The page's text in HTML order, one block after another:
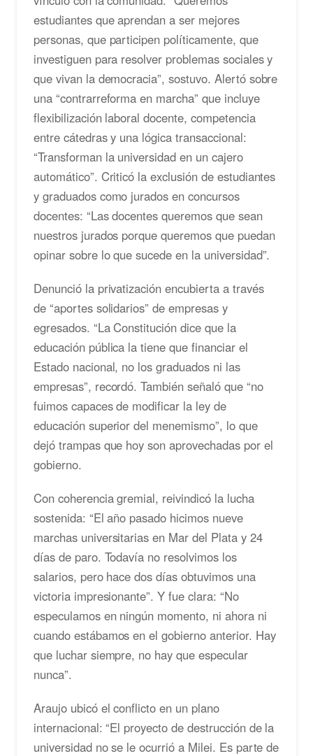
estudiantes que aprendan a ser mejores
personas, que participen políticamente, que
investiguen para resolver problemas sociales y
que vivan la democracia”, sostuvo. Alertó sobre
una “contrarreforma en marcha” que incluye
flexibilización laboral docente, competencia
entre cátedras y una lógica transaccional:
“Transforman la universidad en un cajero
automático”. Criticó la exclusión de estudiantes
y graduados como jurados en concursos
docentes: “Las docentes queremos que sean
nuestros jurados porque queremos que puedan
opinar sobre lo que sucede en la universidad”.
Denunció la privatización encubierta a través
de “aportes solidarios” de empresas y
egresados. “La Constitución dice que la
educación pública la tiene que financiar el
Estado nacional, no los graduados ni las
empresas”, recordó. También señaló que “no
fuimos capaces de modificar la ley de
educación superior del menemismo”, lo que
dejó trampas que hoy son aprovechadas por el
gobierno.
Con coherencia gremial, reivindicó la lucha
sostenida: “El año pasado hicimos nueve
marchas universitarias en Mar del Plata y 24
días de paro. Todavía no resolvimos los
salarios, pero hace dos días obtuvimos una
victoria impresionante”. Y fue clara: “No
especulamos en ningún momento, ni ahora ni
cuando estábamos en el gobierno anterior. Hay
que luchar siempre, no hay que especular
nunca”.
Araujo ubicó el conflicto en un plano
internacional: “El proyecto de destrucción de la
universidad no se le ocurrió a Milei. Es parte de